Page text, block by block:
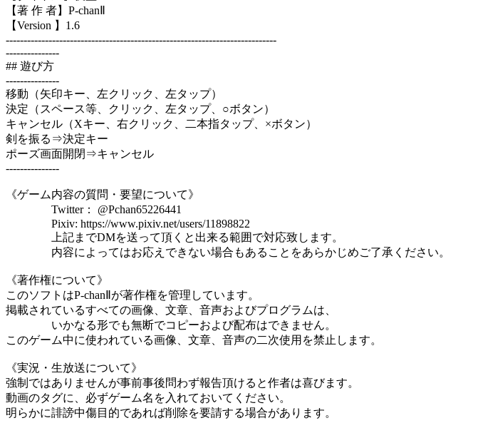
【著 作 者】P-chanⅡ
【Version 】1.6
----------------------------------------------------------------------------
---------------
## 遊び方
---------------
移動（矢印キー、左クリック、左タップ）
決定（スペース等、クリック、左タップ、○ボタン）
キャンセル（Xキー、右クリック、二本指タップ、×ボタン）
剣を振る⇒決定キー
ポーズ画面開閉⇒キャンセル
---------------
《ゲーム内容の質問・要望について》
Twitter： @Pchan65226441
Pixiv: https://www.pixiv.net/users/11898822
上記までDMを送って頂くと出来る範囲で対応致します。
内容によってはお応えできない場合もあることをあらかじめご了承ください。
《著作権について》
このソフトはP-chanⅡが著作権を管理しています。
掲載されているすべての画像、文章、音声およびプログラムは、
いかなる形でも無断でコピーおよび配布はできません。
このゲーム中に使われている画像、文章、音声の二次使用を禁止します。
《実況・生放送について》
強制ではありませんが事前事後問わず報告頂けると作者は喜びます。
動画のタグに、必ずゲーム名を入れておいてください。
明らかに誹謗中傷目的であれば削除を要請する場合があります。